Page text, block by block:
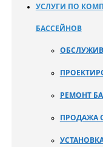
УСЛУГИ ПО
БАССЕЙНОВ
РЕМОНТ
ПРОДАЖА